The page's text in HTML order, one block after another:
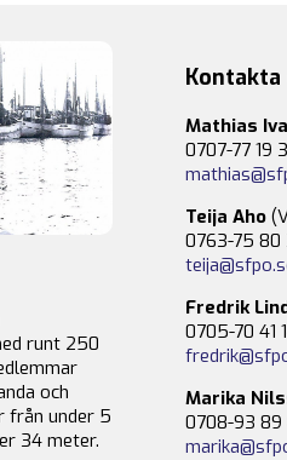
runt 250
och
från under 5
34 meter.
Kontakta
Mathias
0707-77 19
Teija Aho
0763-75 80
Fredrik
0705-70 41
Marika
0708-93 89